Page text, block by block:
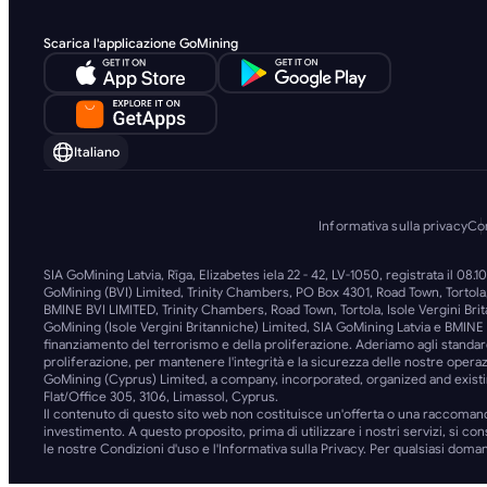
Scarica l'applicazione GoMining
Italiano
Informativa sulla privacy
SIA GoMining Latvia, Rīga, Elizabetes iela 22 - 42, LV-1050, registrata il
GoMining (BVI) Limited, Trinity Chambers, PO Box 4301, Road Town,
BMINE BVI LIMITED, Trinity Chambers, Road Town, Tortola, Isole Vergini
GoMining (Isole Vergini Britanniche) Limited, SIA GoMining Latvia e
finanziamento del terrorismo e della proliferazione. Aderiamo agli
proliferazione, per mantenere l'integrità e la sicurezza delle nostre
GoMining (Cyprus) Limited, a company, incorporated, organized and
Flat/Office 305, 3106, Limassol, Cyprus.
Il contenuto di questo sito web non costituisce un'offerta o una
investimento. A questo proposito, prima di utilizzare i nostri servizi, si
le nostre Condizioni d'uso e l'Informativa sulla Privacy. Per qualsiasi